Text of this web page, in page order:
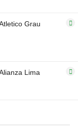
Grau
Lima